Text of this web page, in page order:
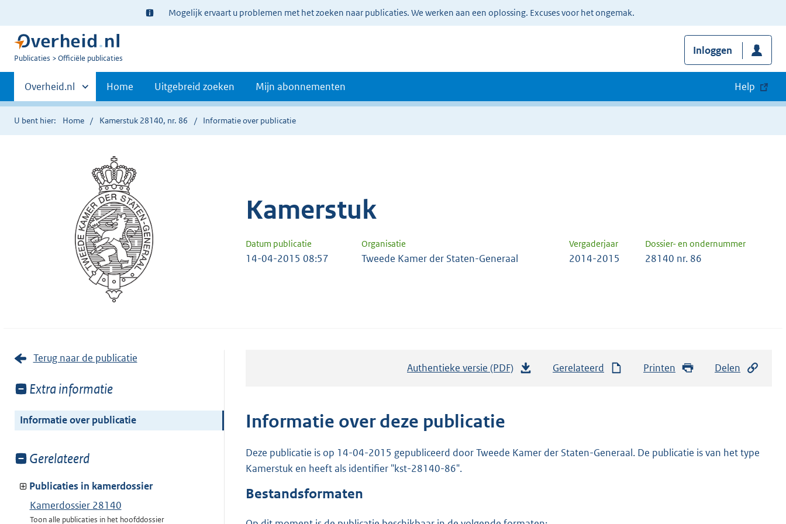
Ter
informatie:
Mogelijk ervaart u problemen met het zoeken naar publicaties. We werken aan een oplossing. Excuses voor het ongemak.
U
Publicaties Officiële publicaties
Inloggen
Primaire
navigatie
Andere
sites
binnen
Overheid.nl Home Uitgebreid zoeken Mijn abonnementen Help
U bent hier: Home Kamerstuk 28140, nr. 86 Informatie over publicatie
Kamerstuk
Datum publicatie Organisatie Vergaderjaar Dossier- en ondernummer
14-04-2015 08:57 Tweede Kamer der Staten-Generaal 2014-2015 28140 nr. 86
Terug naar de publicatie
Toon
van:
Extra informatie
Informatie over publicatie
Toon
van:
Gerelateerd
Publicaties in kamerdossier
Kamerdossier 28140
Toon alle publicaties in het hoofddossier
Authentieke versie (PDF)
n
Gerelateerd Printen Delen
Informatie over deze publicatie
Deze publicatie is op 14-04-2015 gepubliceerd door Tweede Kamer der Staten-Generaal. De publicatie is van het type
Kamerstuk en heeft als identifier "kst-28140-86".
Bestandsformaten